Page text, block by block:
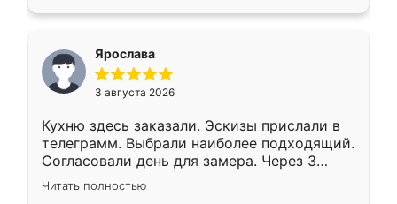
Ярослава
3 августа 2026
Кухню здесь заказали. Эскизы прислали в
телеграмм. Выбрали наиболее подходящий.
Согласовали день для замера. Через 3
недели кухня была уже готова. Остались
довольны работой. Спасибо Ренессанс
Читать полностью